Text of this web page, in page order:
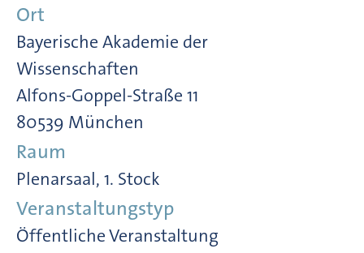
Ort
Bayerische Akademie der
Wissenschaften
Alfons-Goppel-Straße 11
80539 München
Raum
Plenarsaal, 1. Stock
Veranstaltungstyp
Öffentliche Veranstaltung